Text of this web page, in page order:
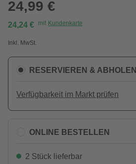
24,99 €
24,24 € mit Kundenkarte
Inkl. MwSt.
RESERVIEREN & ABHOLEN
Verfügbarkeit im Markt prüfen
ONLINE BESTELLEN
2 Stück lieferbar